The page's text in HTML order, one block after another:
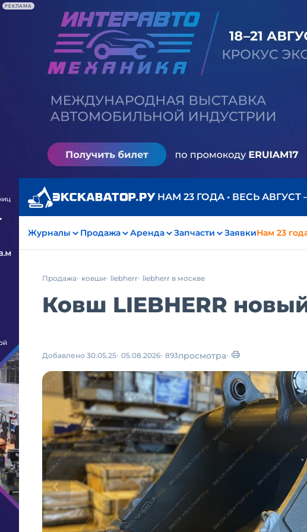
РЕКЛАМА
НАМ 23 ГОДА • ВЕСЬ АВГУСТ
Журналы Продажа Аренда Запчасти ЗаявкиНам 23
Продажа ковши liebherr liebherr в москве
Ковш LIEBHERR
Добавлено 30.05.25 05.08.2026 893просмотра